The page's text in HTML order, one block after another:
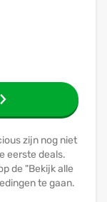
zijn nog niet
eerste deals.
de "Bekijk alle
te gaan.